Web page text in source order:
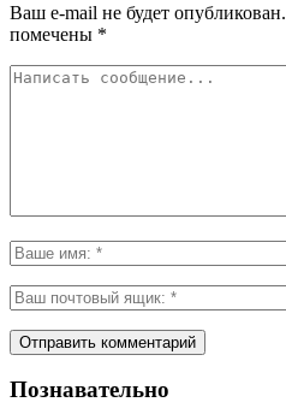
Ваш e-mail не будет опубликован.
помечены *
Познавательно